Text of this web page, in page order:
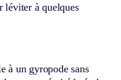
léviter à quelques
à un gyropode sans